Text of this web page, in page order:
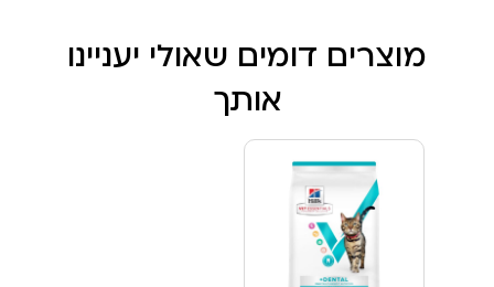
מוצרים דומים שאולי יעניינו
אותך